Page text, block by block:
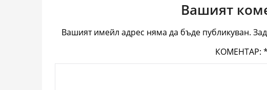
Вашият
Вашият имейл адрес няма да бъде публикуван.
КОМЕНТАР: *